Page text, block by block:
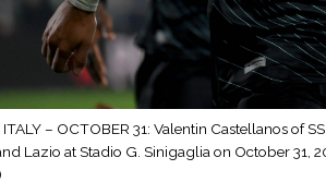
– OCTOBER 31: Valentin Castellanos of
Lazio at Stadio G. Sinigaglia on October 31,